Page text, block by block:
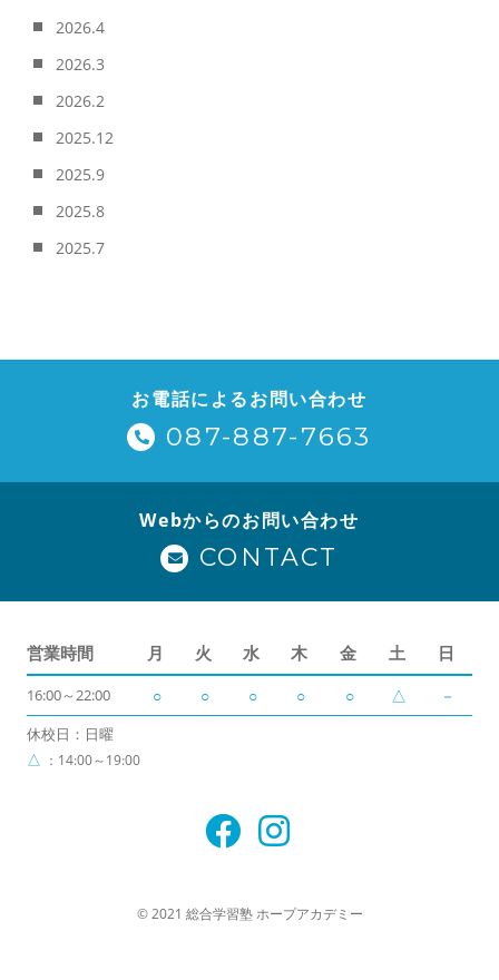
2026.4
2026.3
2026.2
2025.12
2025.9
2025.8
2025.7
お電話によるお問い合わせ
087-887-7663
Webからのお問い合わせ
CONTACT
営業時間 月 火 水 木 金 土 日
16:00～22:00 ○ ○ ○ ○ ○ △ －
休校日：日曜
△ ：14:00～19:00
© 2021 総合学習塾 ホープアカデミー